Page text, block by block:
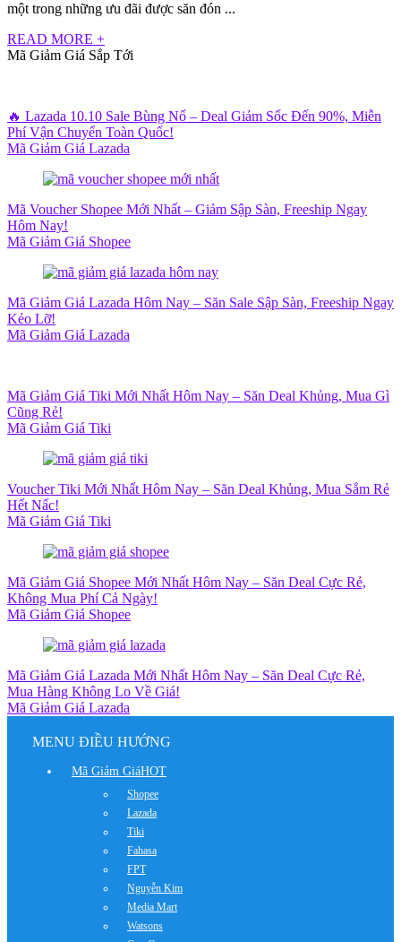
một trong những ưu đãi được săn đón ...
READ MORE +
Mã Giảm Giá Sắp Tới
🔥 Lazada 10.10 Sale Bùng Nổ – Deal Giảm Sốc Đến 90%, Miễn
Phí Vận Chuyển Toàn Quốc!
Mã Giảm Giá Lazada
Mã Voucher Shopee Mới Nhất – Giảm Sập Sàn, Freeship Ngay
Hôm Nay!
Mã Giảm Giá Shopee
Mã Giảm Giá Lazada Hôm Nay – Săn Sale Sập Sàn, Freeship Ngay
Kẻo Lỡ!
Mã Giảm Giá Lazada
Mã Giảm Giá Tiki Mới Nhất Hôm Nay – Săn Deal Khủng, Mua Gì
Cũng Rẻ!
Mã Giảm Giá Tiki
Voucher Tiki Mới Nhất Hôm Nay – Săn Deal Khủng, Mua Sắm Rẻ
Hết Nấc!
Mã Giảm Giá Tiki
Mã Giảm Giá Shopee Mới Nhất Hôm Nay – Săn Deal Cực Rẻ,
Không Mua Phí Cả Ngày!
Mã Giảm Giá Shopee
Mã Giảm Giá Lazada Mới Nhất Hôm Nay – Săn Deal Cực Rẻ,
Mua Hàng Không Lo Về Giá!
Mã Giảm Giá Lazada
MENU ĐIỀU HƯỚNG
Mã Giảm GiáHOT
Shopee
Lazada
Tiki
Fahasa
FPT
Nguyễn Kim
Media Mart
Watsons